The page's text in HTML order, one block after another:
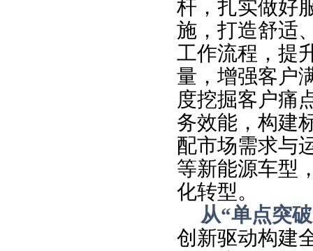
杆，扎实做好
施，打造舒适
工作流程，提
量，增强客户
度挖掘客户痛
务效能，构建
配市场需求与
等新能源车型
化转型。
从“单点突
创新驱动构建